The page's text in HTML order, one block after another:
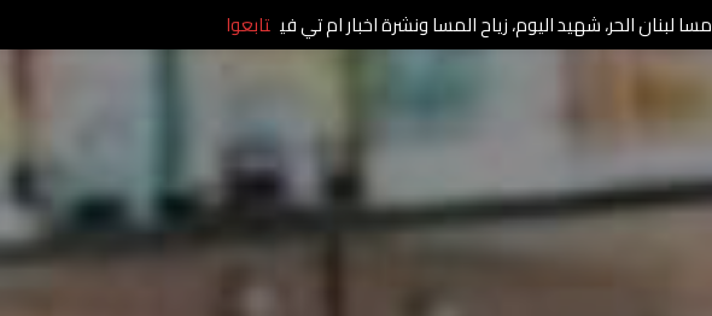
مسا لبنان الحر، شهيد اليوم، زياح المسا ونشرة اخبار ام تي في تابعوا